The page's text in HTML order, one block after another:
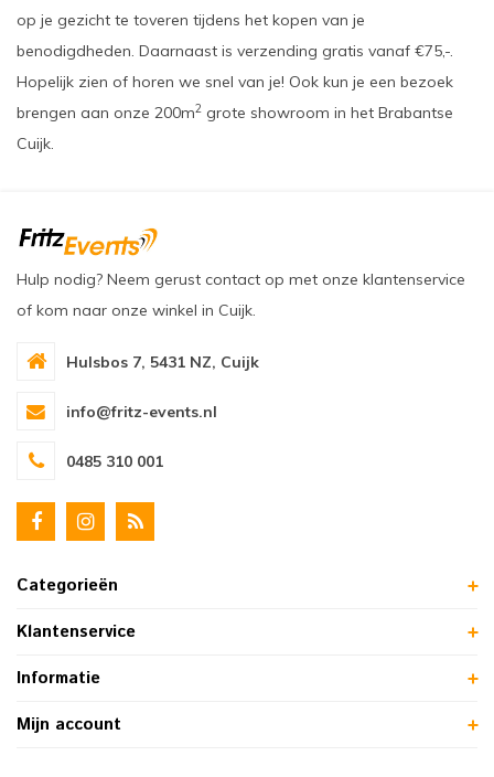
op je gezicht te toveren tijdens het kopen van je
benodigdheden. Daarnaast is verzending gratis vanaf €75,-.
Hopelijk zien of horen we snel van je! Ook kun je een bezoek
brengen aan onze 200m2 grote showroom in het Brabantse
Cuijk.
Hulp nodig? Neem gerust contact op met onze klantenservice
of kom naar onze winkel in Cuijk.
Hulsbos 7, 5431 NZ, Cuijk
info@fritz-events.nl
0485 310 001
Categorieën
Klantenservice
Informatie
Mijn account